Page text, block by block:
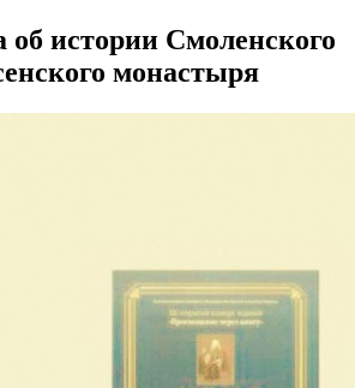
об истории Смоленского
монастыря